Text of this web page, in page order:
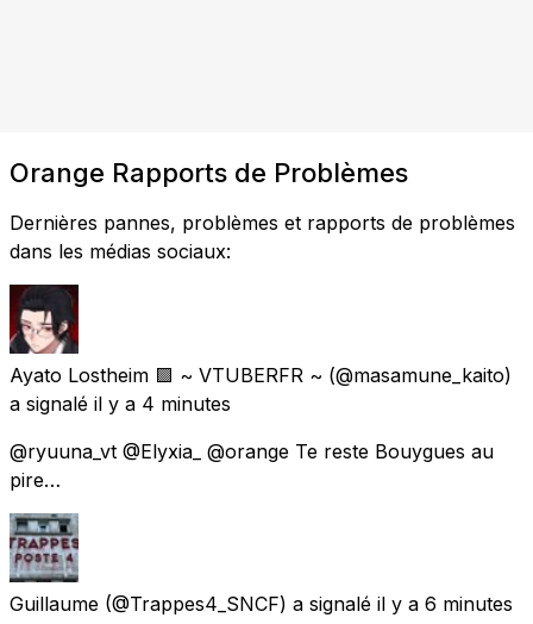
Orange Rapports de Problèmes
Dernières pannes, problèmes et rapports de problèmes
dans les médias sociaux:
Ayato Lostheim 🟪 ~ VTUBERFR ~ (@masamune_kaito)
a signalé il y a 4 minutes
@ryuuna_vt @Elyxia_ @orange Te reste Bouygues au
pire…
Guillaume (@Trappes4_SNCF) a signalé il y a 6 minutes